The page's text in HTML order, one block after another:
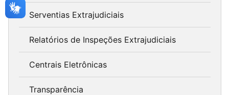
Serventias Extrajudiciais
Relatórios de Inspeções Extrajudiciais
Centrais Eletrônicas
Transparência